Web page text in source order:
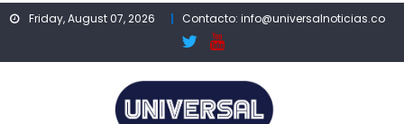
Skip
Friday, August 07, 2026 Contacto: info@universalnoticias.co